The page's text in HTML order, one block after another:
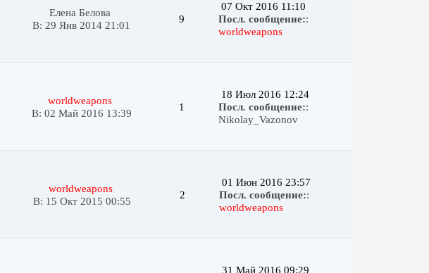
Елена Белова
В: 29 Янв 2014 21:01
9
07 Окт 2016 11:10
Посл. сообщение::
worldweapons
worldweapons
В: 02 Май 2016 13:39
1
18 Июл 2016 12:24
Посл. сообщение::
Nikolay_Vazonov
worldweapons
В: 15 Окт 2015 00:55
2
01 Июн 2016 23:57
Посл. сообщение::
worldweapons
31 Май 2016 09:29